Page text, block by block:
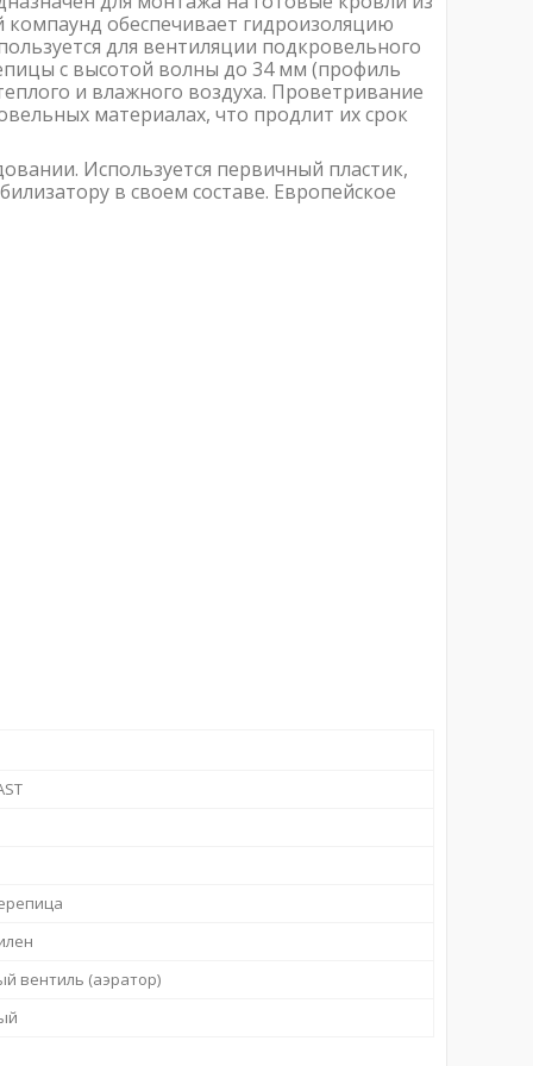
обеспечивает гидроизоляцию
для вентиляции подкровельного
с высотой волны до 34 мм (профиль
и влажного воздуха. Проветривание
материалах, что продлит их срок
Используется первичный пластик,
в своем составе. Европейское
вентиль (аэратор)